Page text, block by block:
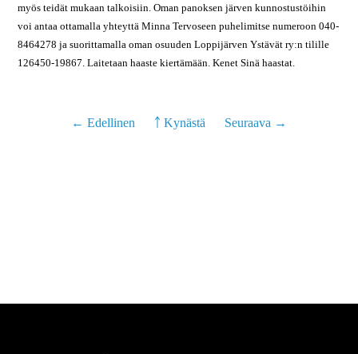
myös teidät mukaan talkoisiin. Oman panoksen järven kunnostustöihin
voi antaa ottamalla yhteyttä Minna Tervoseen puhelimitse numeroon 040-
8464278 ja suorittamalla oman osuuden Loppijärven Ystävät ry:n tilille
126450-19867. Laitetaan haaste kiertämään. Kenet Sinä haastat.
← Edellinen ￪ Kynästä Seuraava →